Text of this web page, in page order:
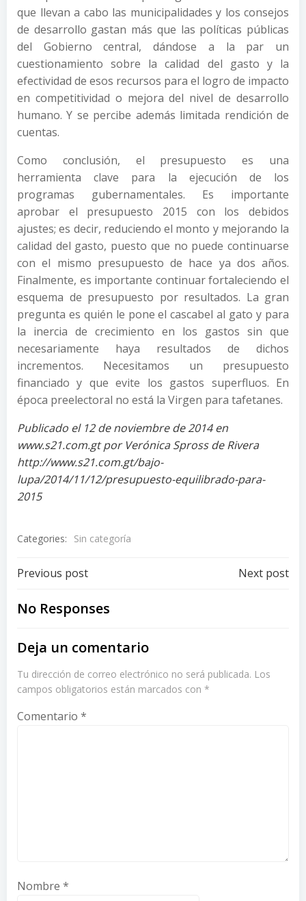
que llevan a cabo las municipalidades y los consejos
de desarrollo gastan más que las políticas públicas
del Gobierno central, dándose a la par un
cuestionamiento sobre la calidad del gasto y la
efectividad de esos recursos para el logro de impacto
en competitividad o mejora del nivel de desarrollo
humano. Y se percibe además limitada rendición de
cuentas.
Como conclusión, el presupuesto es una
herramienta clave para la ejecución de los
programas gubernamentales. Es importante
aprobar el presupuesto 2015 con los debidos
ajustes; es decir, reduciendo el monto y mejorando la
calidad del gasto, puesto que no puede continuarse
con el mismo presupuesto de hace ya dos años.
Finalmente, es importante continuar fortaleciendo el
esquema de presupuesto por resultados. La gran
pregunta es quién le pone el cascabel al gato y para
la inercia de crecimiento en los gastos sin que
necesariamente haya resultados de dichos
incrementos. Necesitamos un presupuesto
financiado y que evite los gastos superfluos. En
época preelectoral no está la Virgen para tafetanes.
Publicado el 12 de noviembre de 2014 en
www.s21.com.gt por Verónica Spross de Rivera
http://www.s21.com.gt/bajo-
lupa/2014/11/12/presupuesto-equilibrado-para-
2015
Categories: Sin categoría
Post
navigation
Previous post Next post
No Responses
Deja un comentario
Tu dirección de correo electrónico no será publicada. Los
campos obligatorios están marcados con *
Comentario *
Nombre *